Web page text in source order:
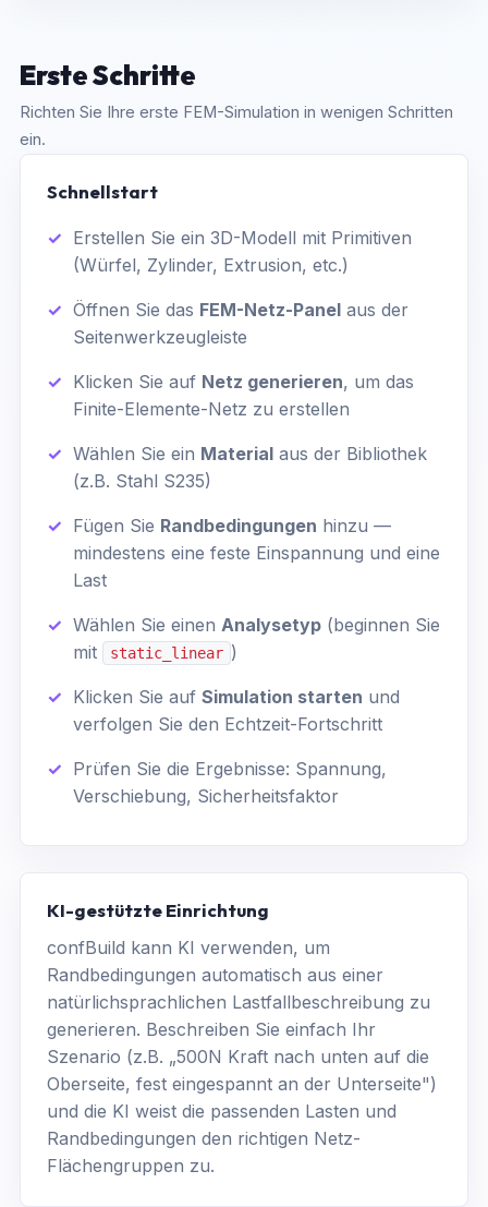
Erste Schritte
Richten Sie Ihre erste FEM-Simulation in wenigen Schritten
ein.
Schnellstart
Erstellen Sie ein 3D-Modell mit Primitiven
(Würfel, Zylinder, Extrusion, etc.)
Öffnen Sie das FEM-Netz-Panel aus der
Seitenwerkzeugleiste
Klicken Sie auf Netz generieren, um das
Finite-Elemente-Netz zu erstellen
Wählen Sie ein Material aus der Bibliothek
(z.B. Stahl S235)
Fügen Sie Randbedingungen hinzu —
mindestens eine feste Einspannung und eine
Last
Wählen Sie einen Analysetyp (beginnen Sie
mit
static_linear )
Klicken Sie auf Simulation starten und
verfolgen Sie den Echtzeit-Fortschritt
Prüfen Sie die Ergebnisse: Spannung,
Verschiebung, Sicherheitsfaktor
KI-gestützte Einrichtung
confBuild kann KI verwenden, um
Randbedingungen automatisch aus einer
natürlichsprachlichen Lastfallbeschreibung zu
generieren. Beschreiben Sie einfach Ihr
Szenario (z.B. „500N Kraft nach unten auf die
Oberseite, fest eingespannt an der Unterseite")
und die KI weist die passenden Lasten und
Randbedingungen den richtigen Netz-
Flächengruppen zu.